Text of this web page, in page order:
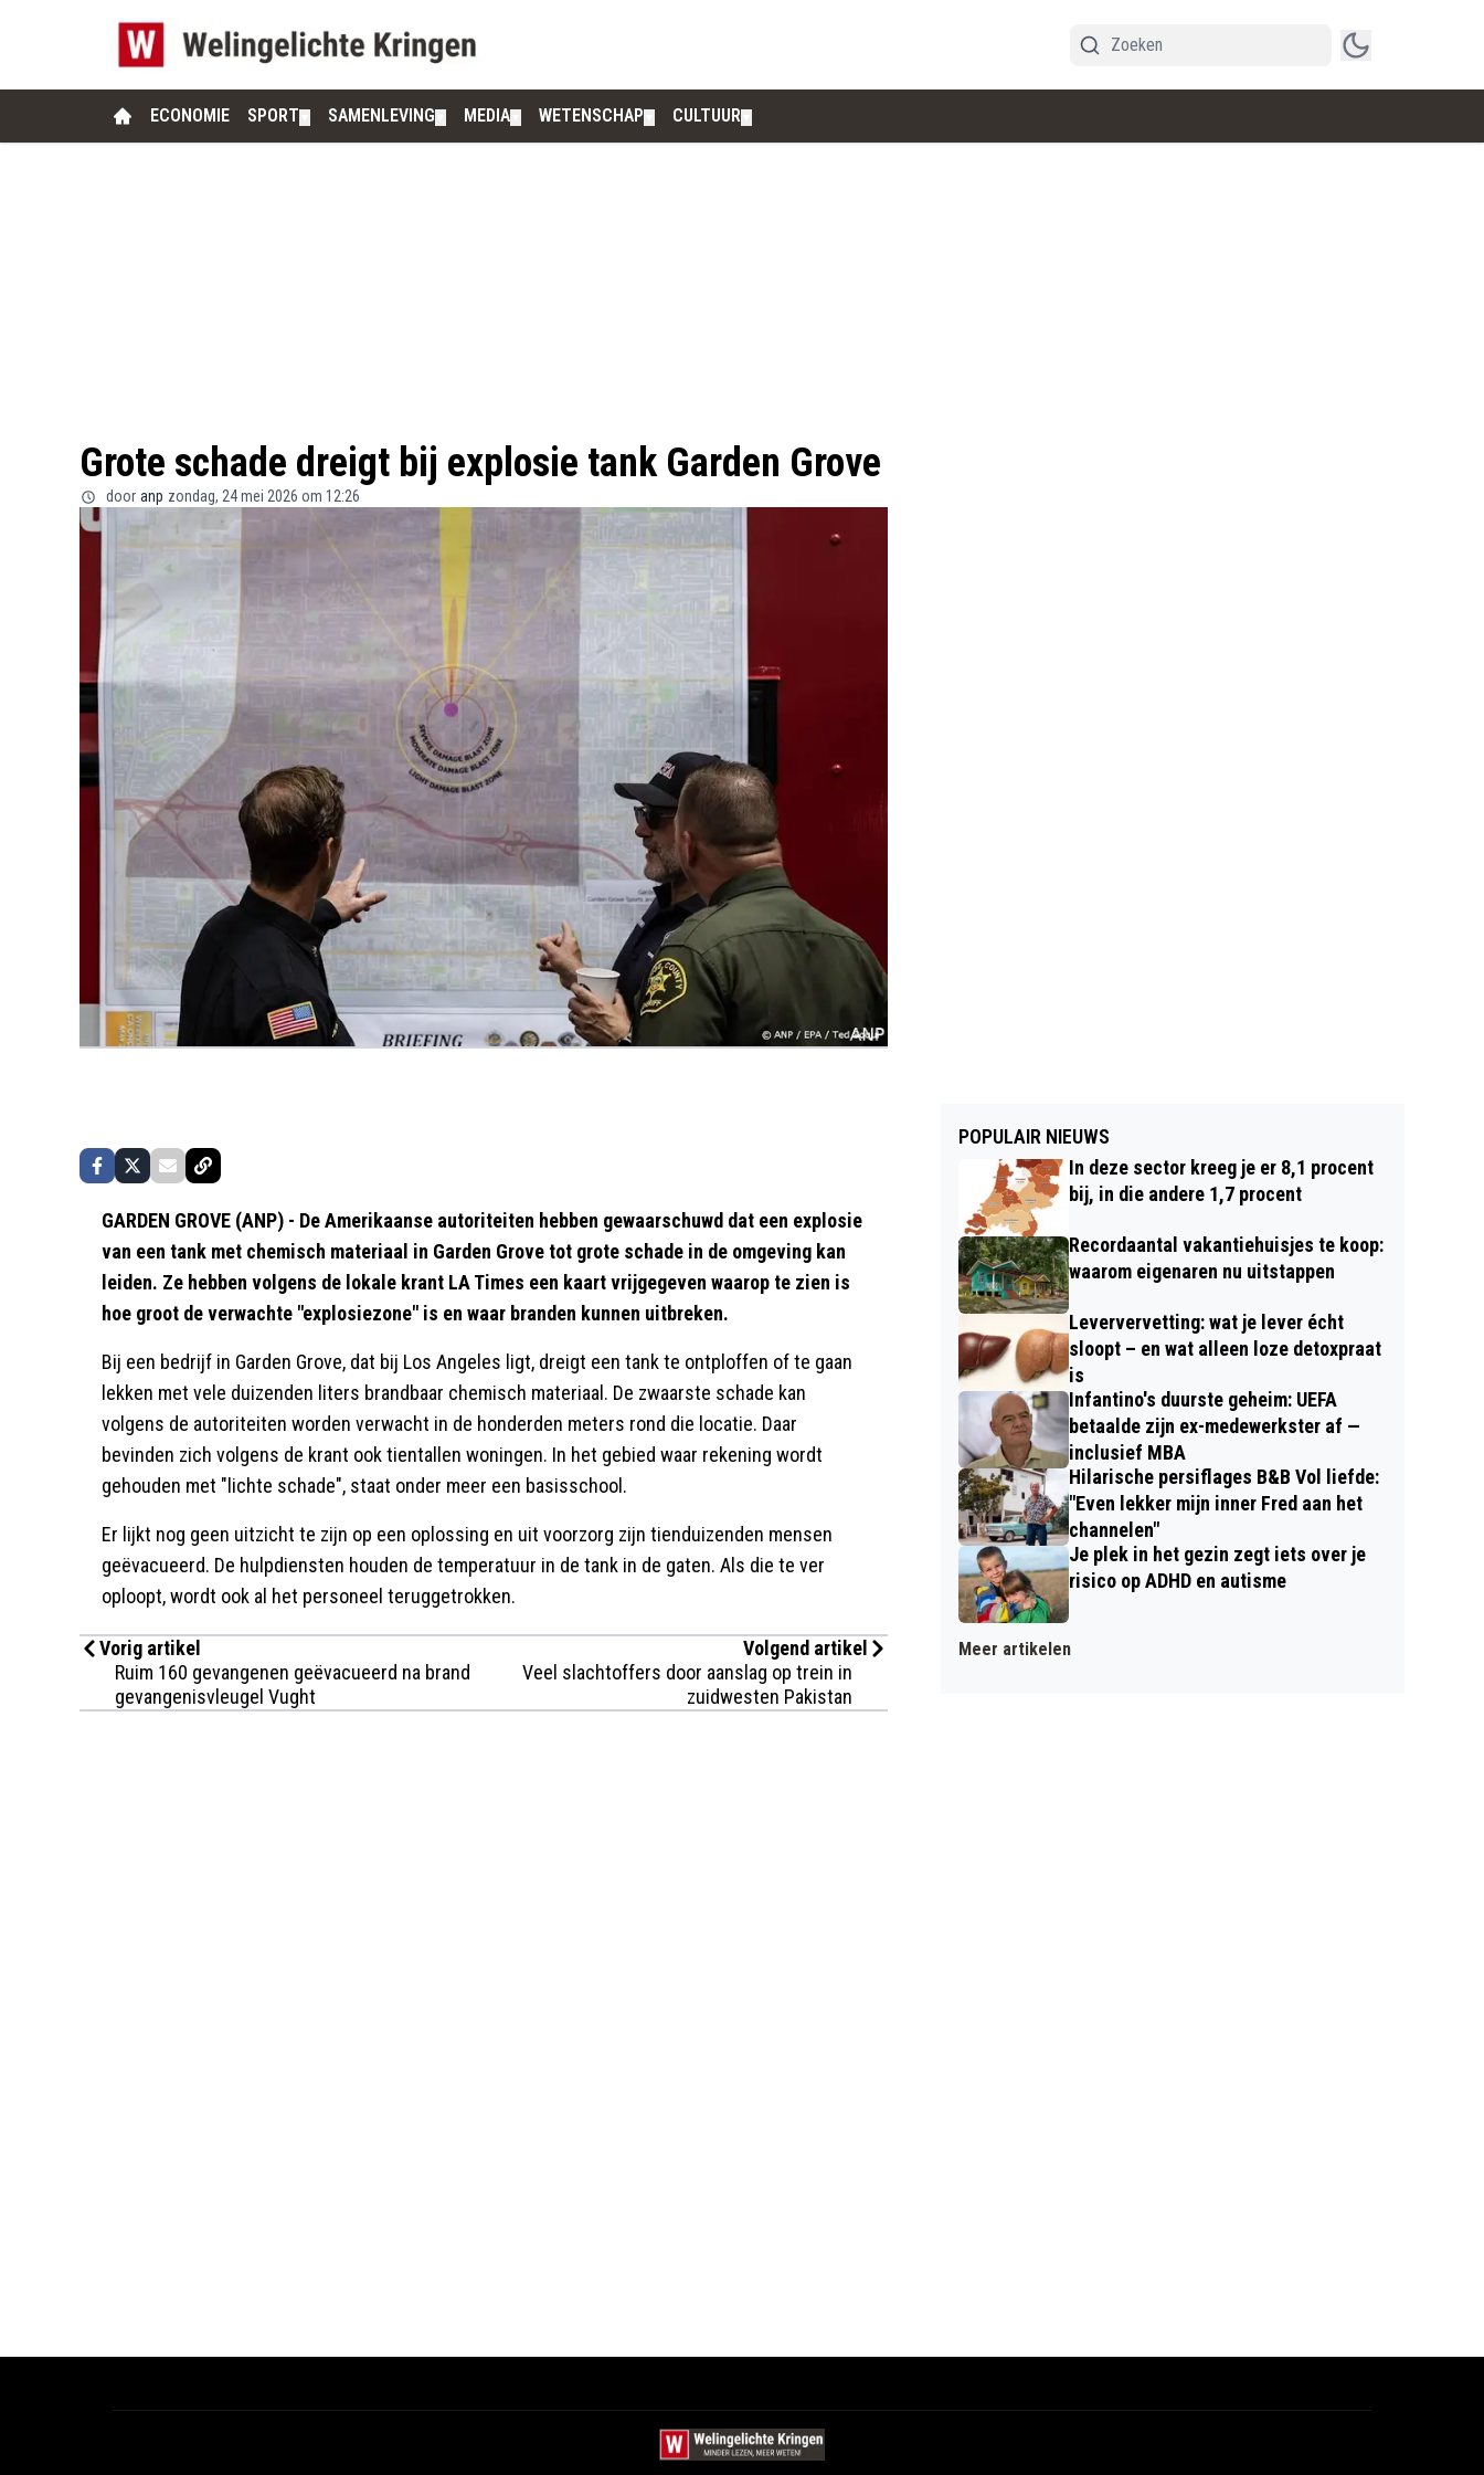
ECONOMIE SPORT SAMENLEVING MEDIA WETENSCHAP CULTUUR
Grote schade dreigt bij explosie tank Garden Grove
door anp zondag, 24 mei 2026 om 12:26
GARDEN GROVE (ANP) - De Amerikaanse autoriteiten hebben gewaarschuwd dat een explosie
van een tank met chemisch materiaal in Garden Grove tot grote schade in de omgeving kan
leiden. Ze hebben volgens de lokale krant LA Times een kaart vrijgegeven waarop te zien is
hoe groot de verwachte "explosiezone" is en waar branden kunnen uitbreken.
Bij een bedrijf in Garden Grove, dat bij Los Angeles ligt, dreigt een tank te ontploffen of te gaan
lekken met vele duizenden liters brandbaar chemisch materiaal. De zwaarste schade kan
volgens de autoriteiten worden verwacht in de honderden meters rond die locatie. Daar
bevinden zich volgens de krant ook tientallen woningen. In het gebied waar rekening wordt
gehouden met "lichte schade", staat onder meer een basisschool.
Er lijkt nog geen uitzicht te zijn op een oplossing en uit voorzorg zijn tienduizenden mensen
geëvacueerd. De hulpdiensten houden de temperatuur in de tank in de gaten. Als die te ver
oploopt, wordt ook al het personeel teruggetrokken.
Vorig artikel
Ruim 160 gevangenen geëvacueerd na brand
gevangenisvleugel Vught
Volgend artikel
Veel slachtoffers door aanslag op trein in
zuidwesten Pakistan
POPULAIR NIEUWS
In deze sector kreeg je er 8,1 procent
bij, in die andere 1,7 procent
Recordaantal vakantiehuisjes te koop:
waarom eigenaren nu uitstappen
Leververvetting: wat je lever écht
sloopt – en wat alleen loze detoxpraat
is
Infantino's duurste geheim: UEFA
betaalde zijn ex-medewerkster af —
inclusief MBA
Hilarische persiflages B&B Vol liefde:
"Even lekker mijn inner Fred aan het
channelen"
Je plek in het gezin zegt iets over je
risico op ADHD en autisme
Meer artikelen